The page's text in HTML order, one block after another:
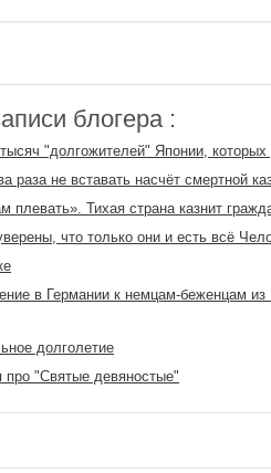
блогера :
"долгожителей" Японии,
раза не вставать насчёт смертной
плевать». Тихая страна казнит
что только они и есть всё
в Германии к немцам-беженцам
долголетие
про "Святые девяностые"